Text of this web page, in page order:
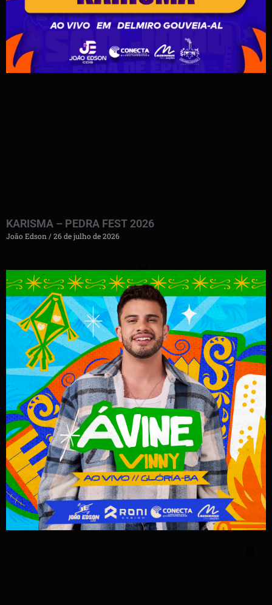
KARISMA – PEDRA FEST 2026
João Edson 26 de julho de 2026